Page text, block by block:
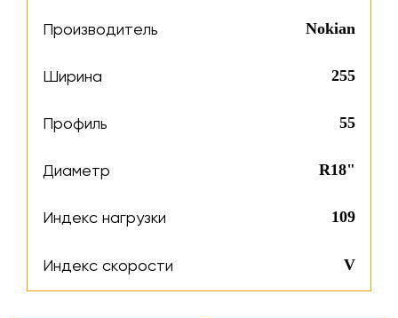
Производитель Nokian
Ширина 255
Профиль 55
Диаметр R18"
Индекс нагрузки 109
Индекс скорости V